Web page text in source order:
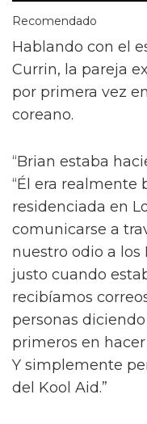
Recomendado
Hablando con el
Currin, la pareja
por primera vez
coreano.
“Brian estaba
“Él era realmente
residenciada en
comunicarse a
nuestro odio a los
justo cuando
recibíamos
personas
primeros en
Y simplemente
del Kool Aid.”